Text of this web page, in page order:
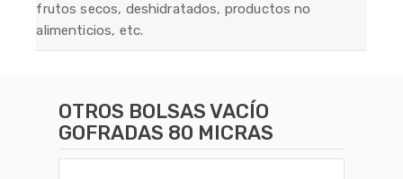
frutos secos, deshidratados, productos no
alimenticios, etc.
OTROS BOLSAS VACÍO
GOFRADAS 80 MICRAS